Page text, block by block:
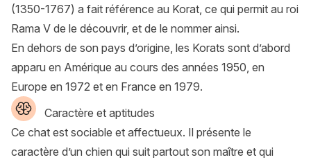
(1350-1767) a fait référence au Korat, ce qui permit au roi
Rama V de le découvrir, et de le nommer ainsi.
En dehors de son pays d’origine, les Korats sont d’abord
apparu en Amérique au cours des années 1950, en
Europe en 1972 et en France en 1979.
Caractère et aptitudes
Ce chat est sociable et affectueux. Il présente le
caractère d’un chien qui suit partout son maître et qui